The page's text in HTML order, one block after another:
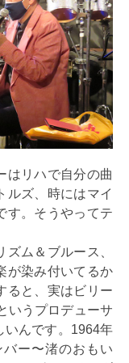
はリハで自分の曲
ルズ、時にはマイ
す。そうやってテ
ズム＆ブルース、
が染み付いてるか
ると、実はビリー
いうプロデューサ
いんです。1964年
ー〜渚のおもい